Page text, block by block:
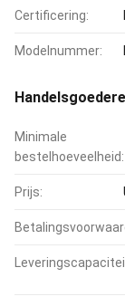
Certificering:
Modelnummer:
Minimale
bestelhoeveelheid:
Prijs: